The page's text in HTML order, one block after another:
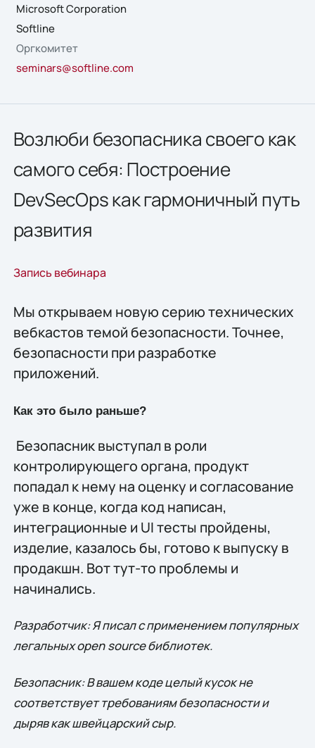
Microsoft Corporation
Softline
Оргкомитет
seminars@softline.com
Возлюби безопасника своего как
самого себя: Построение
DevSecOps как гармоничный путь
развития
Запись вебинара
Мы открываем новую серию технических
вебкастов темой безопасности. Точнее,
безопасности при разработке
приложений.
Как это было раньше?
Безопасник выступал в роли
контролирующего органа, продукт
попадал к нему на оценку и согласование
уже в конце, когда код написан,
интеграционные и UI тесты пройдены,
изделие, казалось бы, готово к выпуску в
продакшн. Вот тут-то проблемы и
начинались.
Разработчик: Я писал с применением популярных
легальныхopen sourceбиблиотек.
Безопасник: В вашем коде целый кусок не
соответствует требованиям безопасности и
дыряв как швейцарский сыр.